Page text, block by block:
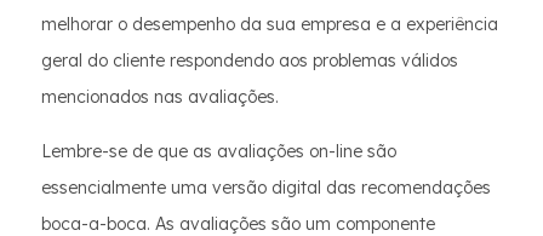
melhorar o desempenho da sua empresa e a experiência
geral do cliente respondendo aos problemas válidos
mencionados nas avaliações.
Lembre-se de que as avaliações on-line são
essencialmente uma versão digital das recomendações
boca-a-boca. As avaliações são um componente